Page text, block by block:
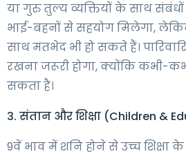
या गुरु तुल्य व्यक्तियों के साथ संबंधों
भाई-बहनों से सहयोग मिलेगा,
साथ मतभेद भी हो सकते हैं।
रखना जरूरी होगा, क्योंकि कभी-
सकता है।
3. संतान और शिक्षा (Children &
9वें भाव में शनि होने से उच्च